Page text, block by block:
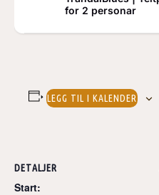
LEGG TIL I KALENDER
DETALJER
Start: